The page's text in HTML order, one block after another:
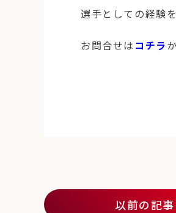
選手としての経験
お問合せは コチラ
以前の記事